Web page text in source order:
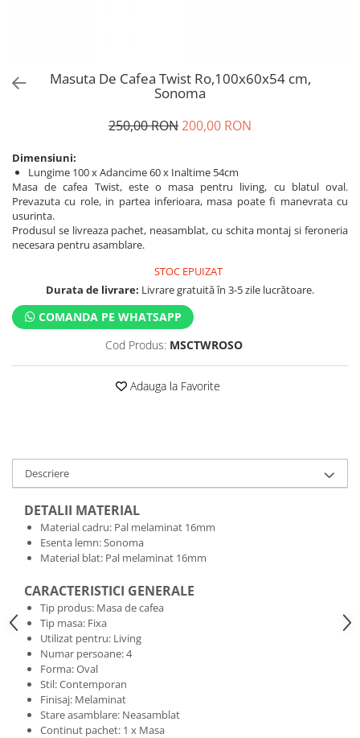
Masuta De Cafea Twist Ro,100x60x54 cm,
Sonoma
250,00 RON200,00 RON
Dimensiuni:
Lungime 100 x Adancime 60 x Inaltime 54cm
Masa de cafea Twist, este o masa pentru living, cu blatul oval.
Prevazuta cu role, in partea inferioara, masa poate fi manevrata cu
usurinta.
Produsul se livreaza pachet, neasamblat, cu schita montaj si feroneria
necesara pentru asamblare.
STOC EPUIZAT
Durata de livrare: Livrare gratuită în 3-5 zile lucrătoare.
COMANDA PE WHATSAPP
Cod Produs: MSCTWROSO
Adauga la Favorite
Descriere
DETALII MATERIAL
Material cadru: Pal melaminat 16mm
Esenta lemn: Sonoma
Material blat: Pal melaminat 16mm
CARACTERISTICI GENERALE
Tip produs: Masa de cafea
Tip masa: Fixa
Utilizat pentru: Living
Numar persoane: 4
Forma: Oval
Stil: Contemporan
Finisaj: Melaminat
Stare asamblare: Neasamblat
Continut pachet: 1 x Masa